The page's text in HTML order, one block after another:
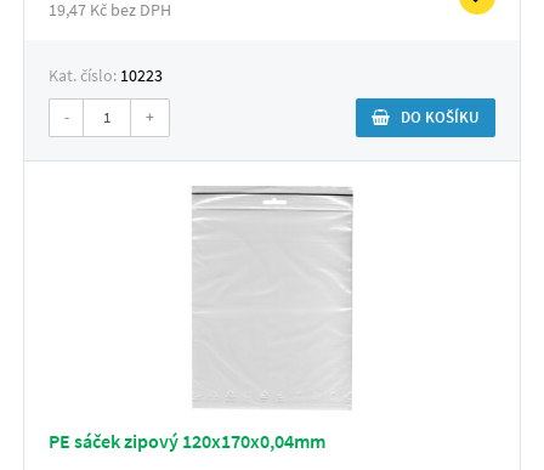
19,47 Kč bez DPH
Kat. číslo: 10223
- + DO KOŠÍKU
PE sáček zipový 120x170x0,04mm